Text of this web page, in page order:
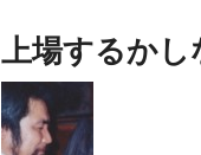
上場するか